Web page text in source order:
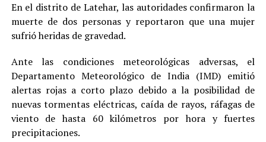
En el distrito de Latehar, las autoridades confirmaron la
muerte de dos personas y reportaron que una mujer
sufrió heridas de gravedad.
Ante las condiciones meteorológicas adversas, el
Departamento Meteorológico de India (IMD) emitió
alertas rojas a corto plazo debido a la posibilidad de
nuevas tormentas eléctricas, caída de rayos, ráfagas de
viento de hasta 60 kilómetros por hora y fuertes
precipitaciones.